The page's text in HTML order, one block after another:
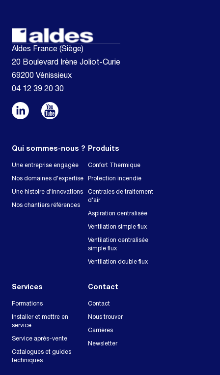
Aldes France (Siège)
20 Boulevard Irène Joliot-Curie
69200 Vénissieux
04 12 39 20 30
Qui sommes-nous ?
Une entreprise engagée
Nos domaines d'expertise
Une histoire d'innovations
Nos chantiers références
Produits
Confort Thermique
Protection incendie
Centrales de traitement
d'air
Aspiration centralisée
Ventilation simple flux
Ventilation centralisée
simple flux
Ventilation double flux
Services
Formations
Installer et mettre en
service
Service après-vente
Catalogues et guides
techniques
Contact
Contact
Nous trouver
Carrières
Newsletter